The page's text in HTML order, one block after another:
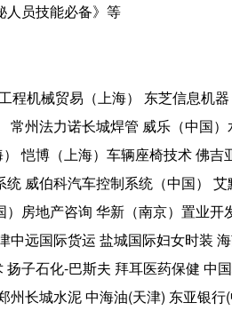
人员技能必备》等
程机械贸易（上海） 东芝信息机
州法力诺长城焊管 威乐（中国）
恺博（上海）车辆座椅技术 佛吉
统 威伯科汽车控制系统（中国）
房地产咨询 华新（南京）置业开
远国际货运 盐城国际妇女时装
子石化-巴斯夫 拜耳医药保健 中
州长城水泥 中海油(天津) 东亚银